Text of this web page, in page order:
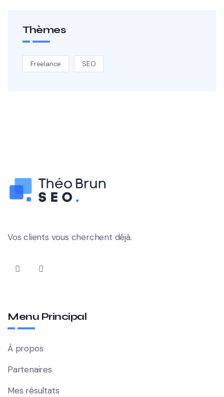
Thèmes
Freelance SEO
Vos clients vous cherchent déjà.
Menu Principal
À propos
Partenaires
Mes résultats